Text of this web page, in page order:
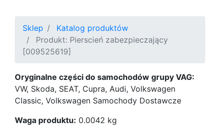
Sklep
Katalog produktów
Produkt: Pierscień zabezpieczający
[009525619]
Oryginalne części do samochodów grupy VAG:
VW, Skoda, SEAT, Cupra, Audi, Volkswagen
Classic, Volkswagen Samochody Dostawcze
Waga produktu: 0.0042 kg